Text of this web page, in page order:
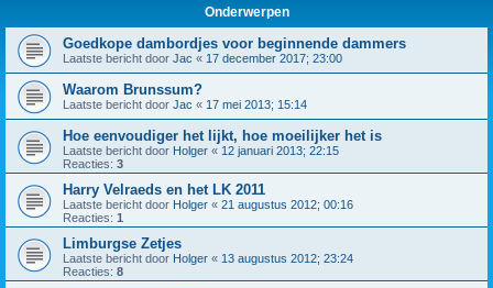
Onderwerpen
Goedkope dambordjes voor beginnende dammers
Laatste bericht door Jac « 17 december 2017; 23:00
Waarom Brunssum?
Laatste bericht door Jac « 17 mei 2013; 15:14
Hoe eenvoudiger het lijkt, hoe moeilijker het is
Laatste bericht door Holger « 12 januari 2013; 22:15
Reacties: 3
Harry Velraeds en het LK 2011
Laatste bericht door Holger « 21 augustus 2012; 00:16
Reacties: 1
Limburgse Zetjes
Laatste bericht door Holger « 13 augustus 2012; 23:24
Reacties: 8